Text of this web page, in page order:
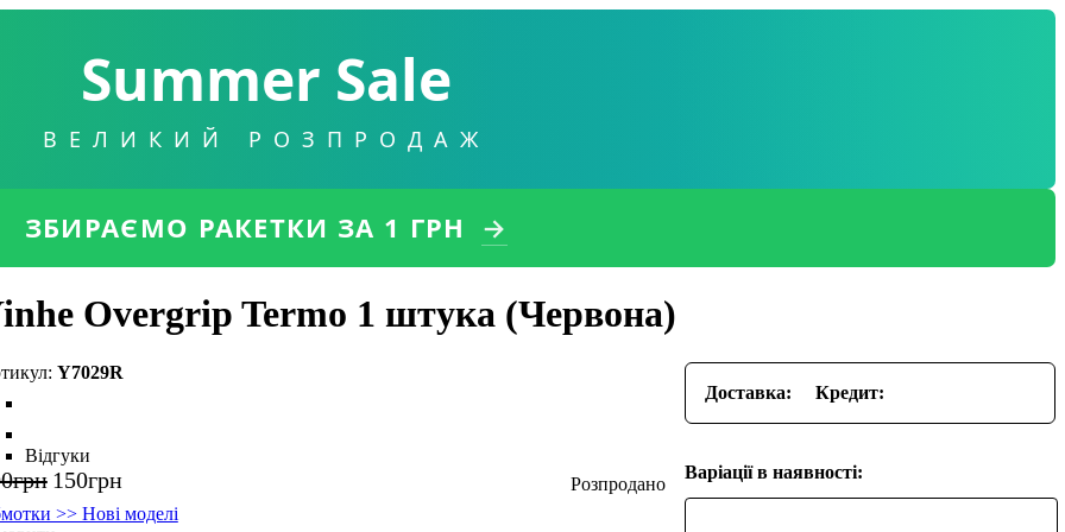
Summer Sale
ВЕЛИКИЙ РОЗПРОДАЖ
ЗБИРАЄМО РАКЕТКИ ЗА 1 ГРН →
Overgrip Termo 1 штука (Червона)
Y7029R
Відгуки
грн 150грн
>> Нові моделі
Доставка: Кредит:
Варіації в наявності: